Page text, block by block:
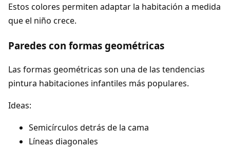
Estos colores permiten adaptar la habitación a medida
que el niño crece.
Paredes con formas geométricas
Las formas geométricas son una de las tendencias
pintura habitaciones infantiles más populares.
Ideas:
Semicírculos detrás de la cama
Líneas diagonales